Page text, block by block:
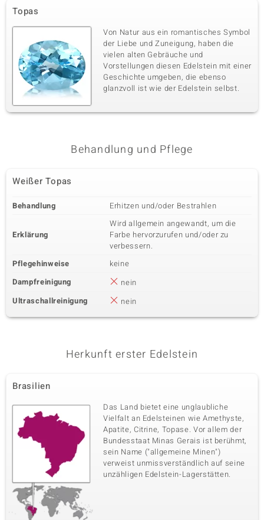
Topas
Von Natur aus ein romantisches Symbol
der Liebe und Zuneigung, haben die
vielen alten Gebräuche und
Vorstellungen diesen Edelstein mit einer
Geschichte umgeben, die ebenso
glanzvoll ist wie der Edelstein selbst.
Behandlung und Pflege
Weißer Topas
Behandlung Erhitzen und/oder Bestrahlen
Erklärung
Wird allgemein angewandt, um die
Farbe hervorzurufen und/oder zu
verbessern.
Pflegehinweise
keine
Dampfreinigung
nein
Ultraschallreinigung
nein
Herkunft erster Edelstein
Brasilien
Das Land bietet eine unglaubliche
Vielfalt an Edelsteinen wie Amethyste,
Apatite, Citrine, Topase. Vor allem der
Bundesstaat Minas Gerais ist berühmt,
sein Name ("allgemeine Minen")
verweist unmissverständlich auf seine
unzähligen Edelstein-Lagerstätten.